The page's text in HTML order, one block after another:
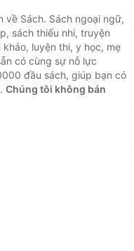
về Sách. Sách ngoại ngữ,
sách thiếu nhi, truyện
luyện thi, y học, mẹ
có cùng sự nỗ lực
đầu sách, giúp bạn có
Chúng tôi không bán